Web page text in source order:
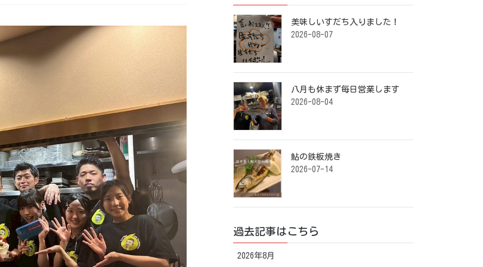
美味しいすだち入りました！ ⁡
2026-08-07
八月も休まず毎日営業します️ ⁡
2026-08-04
鮎の鉄板焼き ⁡
2026-07-14
過去記事はこちら
2026年8月